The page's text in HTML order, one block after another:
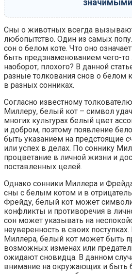
Сны о животных всегда
любопытство. Один из самых
сон о белом коте. Что оно
быть предзнаменованием чего-
наоборот, плохого? В данной
разные толкования снов о белом
в разных сонниках.
Согласно известному
Миллеру, белый кот – символ
многих культурах белый цвет
и добром, поэтому появление
быть указанием на предстоящие
или успех в делах. По соннику
процветание в личной жизни и
поставленных целей.
Однако сонники Миллера и
сны с белым котом и в
Фрейду, белый кот может
конфликты и противоречия в
сон может указывать на
неуверенность в своих
Миллера, белый кот может быть
возможных изменах или
ожидают сновидца. В данном
внимание на окружающих и быть